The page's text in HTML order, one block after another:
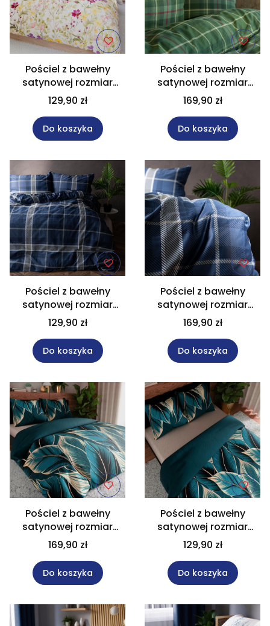
Pościel z bawełny
satynowej rozmiar
160x200 cm FLORINA
129,90 zł
Do koszyka
Pościel z bawełny
satynowej rozmiar
220x200 cm JAMILA
169,90 zł
Do koszyka
Pościel z bawełny
satynowej rozmiar
160x200 cm KADENA
129,90 zł
Do koszyka
Pościel z bawełny
satynowej rozmiar
220x200 cm KADENA
169,90 zł
Do koszyka
Pościel z bawełny
satynowej rozmiar
220x200 cm LEVI
169,90 zł
Do koszyka
Pościel z bawełny
satynowej rozmiar
160x200 cm LEVI
129,90 zł
Do koszyka